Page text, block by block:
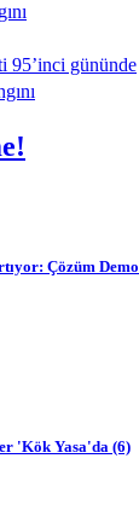
95’inci gününde
Çözüm
'Kök Yasa'da (6)